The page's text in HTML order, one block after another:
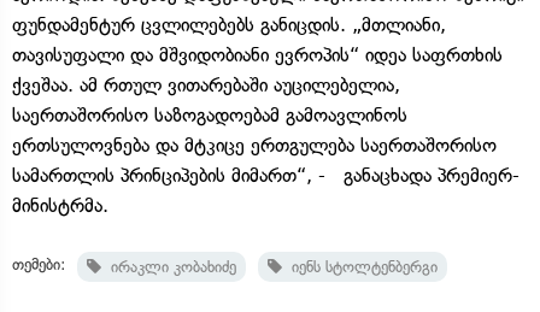
ფუნდამენტურ ცვლილებებს განიცდის. „მთლიანი,
თავისუფალი და მშვიდობიანი ევროპის“ იდეა საფრთხის
ქვეშაა. ამ რთულ ვითარებაში აუცილებელია,
საერთაშორისო საზოგადოებამ გამოავლინოს
ერთსულოვნება და მტკიცე ერთგულება საერთაშორისო
სამართლის პრინციპების მიმართ“, - განაცხადა პრემიერ-
მინისტრმა.
თემები: ირაკლი კობახიძე იენს სტოლტენბერგი